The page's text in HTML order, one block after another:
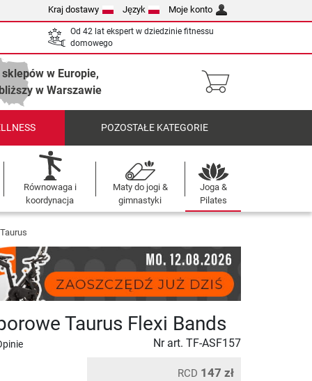
Kraj dostawy Język Moje konto
Od 42 lat ekspert w dziedzinie fitnessu
domowego
w Europie,
w Warszawie
POZOSTAŁE KATEGORIE
Równowaga i
koordynacja
Maty do jogi &
gimnastyki
Joga &
Pilates
Taurus Flexi Bands
Nr art. TF-ASF157
RCD 147 zł